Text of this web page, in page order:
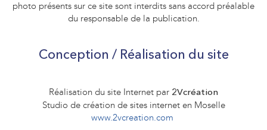
photo présents sur ce site sont interdits sans accord préalable
du responsable de la publication.
Conception / Réalisation du site
Réalisation du site Internet par 2Vcréation
Studio de création de sites internet en Moselle
www.2vcreation.com